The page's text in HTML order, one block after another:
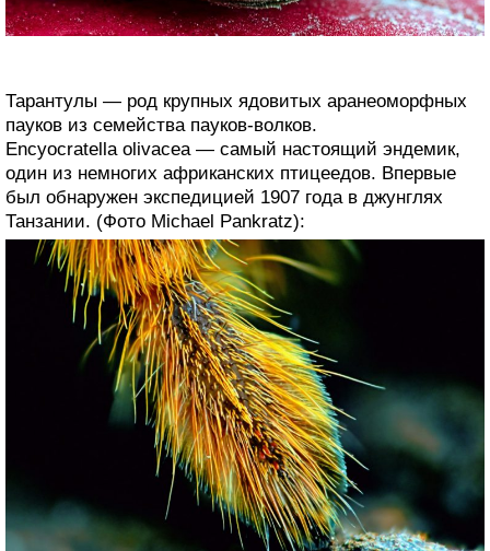
Тарантулы — род крупных ядовитых аранеоморфных
пауков из семейства пауков-волков.
Encyocratella olivacea — самый настоящий эндемик,
один из немногих африканских птицеедов. Впервые
был обнаружен экспедицией 1907 года в джунглях
Танзании. (Фото Michael Pankratz):